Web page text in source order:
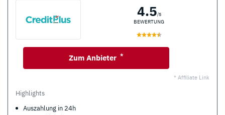
4.5/5
BEWERTUNG
Zum Anbieter *
* Affiliate Link
Highlights
Auszahlung in 24h